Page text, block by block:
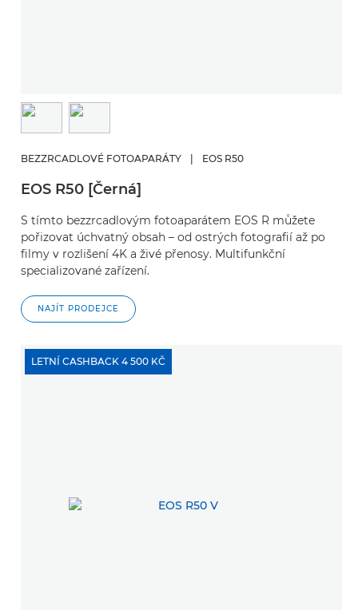
BEZZRCADLOVÉ FOTOAPARÁTY EOS R50
EOS R50 [Černá]
S tímto bezzrcadlovým fotoaparátem EOS R můžete
pořizovat úchvatný obsah – od ostrých fotografií až po
filmy v rozlišení 4K a živé přenosy. Multifunkční
specializované zařízení.
NAJÍT PRODEJCE
LETNÍ CASHBACK 4 500 KČ